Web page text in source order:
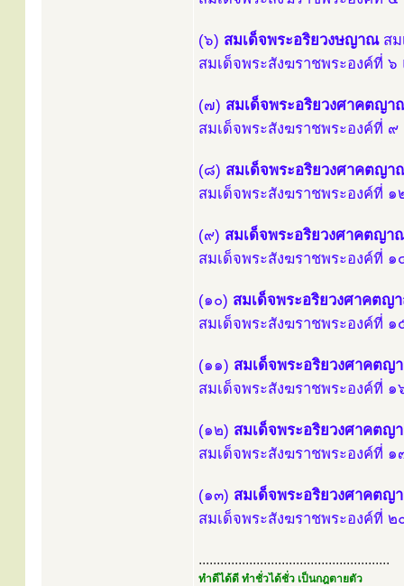
(๖) สมเด็จพระอริยวงษญาณสม
สมเด็จพระสังฆราชพระองค์ที่
(๗) สมเด็จพระอริยวงศาคตญา
สมเด็จพระสังฆราชพระองค์ที่
(๘) สมเด็จพระอริยวงศาคตญา
สมเด็จพระสังฆราชพระองค์ที่
(๙) สมเด็จพระอริยวงศาคตญา
สมเด็จพระสังฆราชพระองค์ที่
(๑๐) สมเด็จพระอริยวงศาคตญ
สมเด็จพระสังฆราชพระองค์ที่
(๑๑) สมเด็จพระอริยวงศาคตญ
สมเด็จพระสังฆราชพระองค์ที่
(๑๒) สมเด็จพระอริยวงศาคตญ
สมเด็จพระสังฆราชพระองค์ที่
(๑๓) สมเด็จพระอริยวงศาคตญ
สมเด็จพระสังฆราชพระองค์ที่
.....................................................
ทำดีได้ดี ทำชั่วได้ชั่ว เป็นกฎตายตัว